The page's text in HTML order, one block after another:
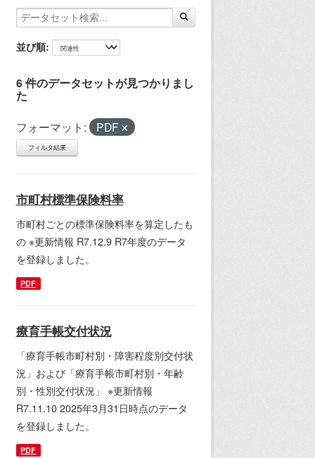
並び順
6 件のデータセットが見つかりまし
た
フォーマット: PDF
フィルタ結果
市町村標準保険料率
市町村ごとの標準保険料率を算定したも
の ※更新情報 R7.12.9 R7年度のデータ
を登録しました。
PDF
療育手帳交付状況
「療育手帳市町村別・障害程度別交付状
況」および「療育手帳市町村別・年齢
別・性別交付状況」 ※更新情報
R7.11.10 2025年3月31日時点のデータ
を登録しました。
PDF